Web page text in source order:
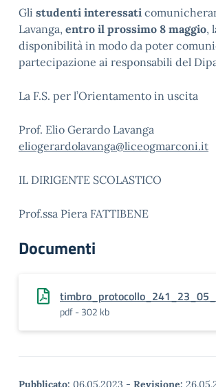
Gli studenti interessati
Lavanga, entro il prossimo 8 maggio,
disponibilità in modo da poter
partecipazione ai responsabili del
La F.S. per l’Orientamento in uscita
Prof. Elio Gerardo Lavanga
eliogerardolavanga@liceogmarconi.it
IL DIRIGENTE SCOLASTICO
Prof.ssa Piera FATTIBENE
Documenti
pdf - 302 kb
Pubblicato: 06.05.2023 - Revisione: